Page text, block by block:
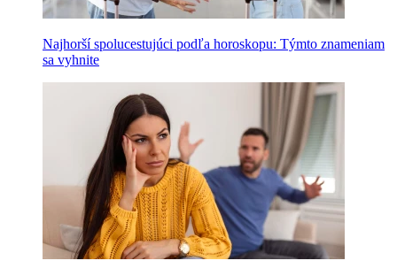
Najhorší spolucestujúci podľa horoskopu: Týmto znameniam
sa vyhnite